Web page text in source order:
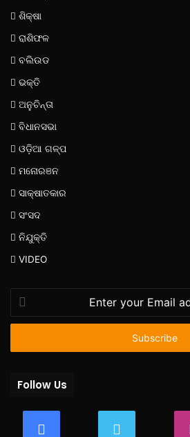
ଶିକ୍ଷା
ରାଶିଫଳ
ବଲିଉଡ
ଭକ୍ତି
ଅନୁଚିନ୍ତା
ବିଧାନସଭା
ଓଡ଼ିଆ ଗଳ୍ପ
ମନୋରଞନ
ସାକ୍ଷାତକାର
ସଂସଦ
ନିଯୁକ୍ତି
VIDEO
your
Email
Follow Us